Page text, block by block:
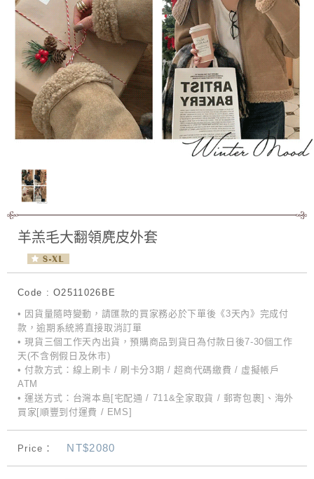
羊羔毛大翻領麂皮外套
Code : O2511026BE
• 因貨量隨時變動，請匯款的買家務必於下單後《3天內》完成付
款，逾期系統將直接取消訂單
• 現貨三個工作天內出貨，預購商品到貨日為付款日後7-30個工作
天(不含例假日及休市)
• 付款方式：線上刷卡 / 刷卡分3期 / 超商代碼繳費 / 虛擬帳戶
ATM
• 運送方式：台灣本島[宅配通 / 711&全家取貨 / 郵寄包裹]、海外
買家[順豐到付運費 / EMS]
Price： NT$2080